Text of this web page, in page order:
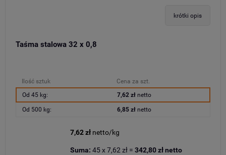
krótki opis
Taśma stalowa 32 x 0,8
Ilość sztuk
Cena za szt.
Od 45 kg:
7,62 złnetto
Od 500 kg: 6,85 złnetto
7,62 zł netto/kg
Suma: 45x7,62 zł = 342,80 złnetto